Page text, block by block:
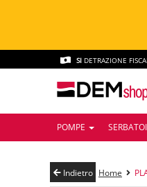
SI DETRAZIONE
POMPE SERBATOI
Indietro Home